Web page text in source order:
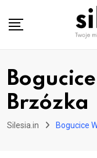
Brzózka
Silesia.in Bogucice